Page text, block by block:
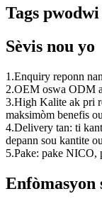
Tags pwodwi
Sèvis nou yo
1.Enquiry reponn
2.OEM oswa ODM
3.High Kalite ak pri
maksimòm benefis
4.Delivery tan: ti
depann sou kantite
5.Pake: pake NICO,
Enfòmasyon